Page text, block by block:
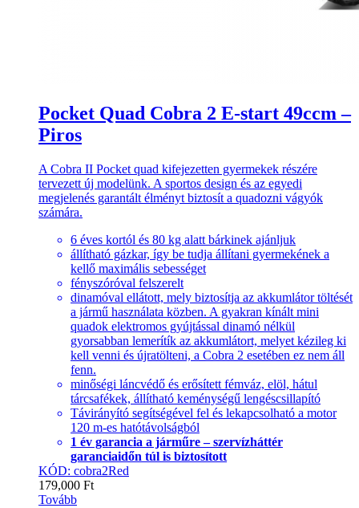
Pocket Quad Cobra 2 E-start 49ccm –
Piros
A Cobra II Pocket quad kifejezetten gyermekek részére
tervezett új modelünk. A sportos design és az egyedi
megjelenés garantált élményt biztosít a quadozni vágyók
számára.
6 éves kortól és 80 kg alatt bárkinek ajánljuk
állítható gázkar, így be tudja állítani gyermekének a
kellő maximális sebességet
fényszóróval felszerelt
dinamóval ellátott, mely biztosítja az akkumlátor töltését
a jármű használata közben. A gyakran kínált mini
quadok elektromos gyújtással dinamó nélkül
gyorsabban lemerítík az akkumlátort, melyet kézileg ki
kell venni és újratölteni, a Cobra 2 esetében ez nem áll
fenn.
minőségi láncvédő és erősített fémváz, elöl, hátul
tárcsafékek, állítható keménységű lengéscsillapító
Távirányító segítségével fel és lekapcsolható a motor
120 m-es hatótávolságból
1 év garancia a járműre – szervízháttér
garanciaidőn túl is biztosított
KÓD: cobra2Red
179,000 Ft
Tovább